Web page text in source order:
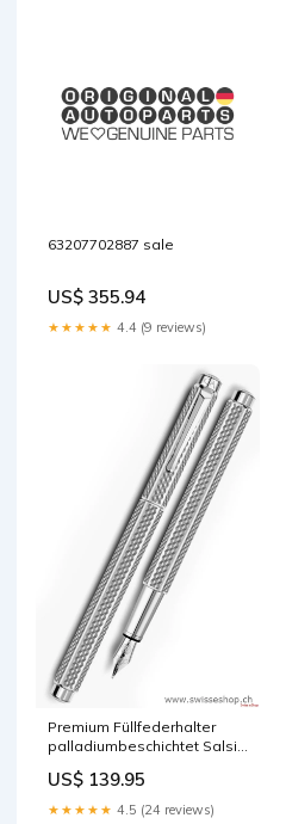
63207702887 sale
US$ 355.94
★★★★★ 4.4 (9 reviews)
Premium Füllfederhalter
palladiumbeschichtet Salsiz
US$ 139.95
★★★★★ 4.5 (24 reviews)